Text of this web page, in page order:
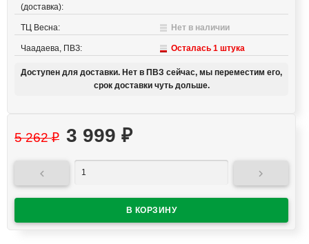
(доставка):
ТЦ Весна: Нет в наличии
Чаадаева, ПВЗ: Осталась 1 штука
Доступен для доставки. Нет в ПВЗ сейчас, мы переместим его,
срок доставки чуть дольше.
5 262₽ 3 999 ₽
 